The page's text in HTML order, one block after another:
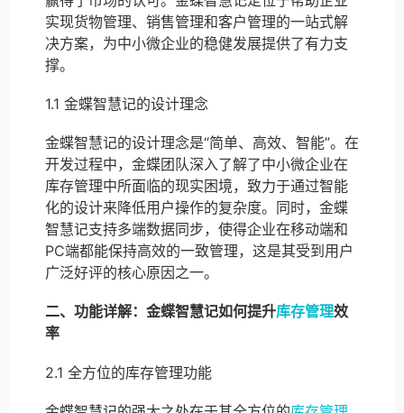
实现货物管理、销售管理和客户管理的一站式解
决方案，为中小微企业的稳健发展提供了有力支
撑。
1.1 金蝶智慧记的设计理念
金蝶智慧记的设计理念是“简单、高效、智能”。在
开发过程中，金蝶团队深入了解了中小微企业在
库存管理中所面临的现实困境，致力于通过智能
化的设计来降低用户操作的复杂度。同时，金蝶
智慧记支持多端数据同步，使得企业在移动端和
PC端都能保持高效的一致管理，这是其受到用户
广泛好评的核心原因之一。
二、功能详解：金蝶智慧记如何提升库存管理效
率
2.1 全方位的库存管理功能